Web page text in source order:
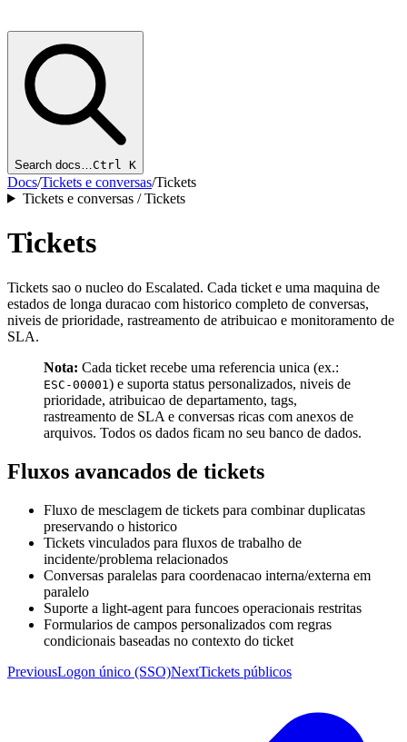
Search docs… Ctrl K
Docs/Tickets e conversas/Tickets
Tickets e conversas / Tickets
Tickets
Tickets sao o nucleo do Escalated. Cada ticket e uma maquina de
estados de longa duracao com historico completo de conversas,
niveis de prioridade, rastreamento de atribuicao e monitoramento de
SLA.
Nota: Cada ticket recebe uma referencia unica (ex.:
ESC-00001 ) e suporta status personalizados, niveis de
prioridade, atribuicao de departamento, tags,
rastreamento de SLA e conversas ricas com anexos de
arquivos. Todos os dados ficam no seu banco de dados.
Fluxos avancados de tickets
Fluxo de mesclagem de tickets para combinar duplicatas
preservando o historico
Tickets vinculados para fluxos de trabalho de
incidente/problema relacionados
Conversas paralelas para coordenacao interna/externa em
paralelo
Suporte a light-agent para funcoes operacionais restritas
Formularios de campos personalizados com regras
condicionais baseadas no contexto do ticket
PreviousLogon único (SSO)NextTickets públicos